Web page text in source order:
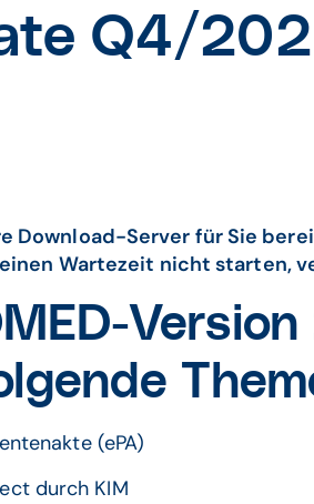
Q4/
Download-Server für Sie
Wartezeit nicht starten,
(ePA)
durch KIM